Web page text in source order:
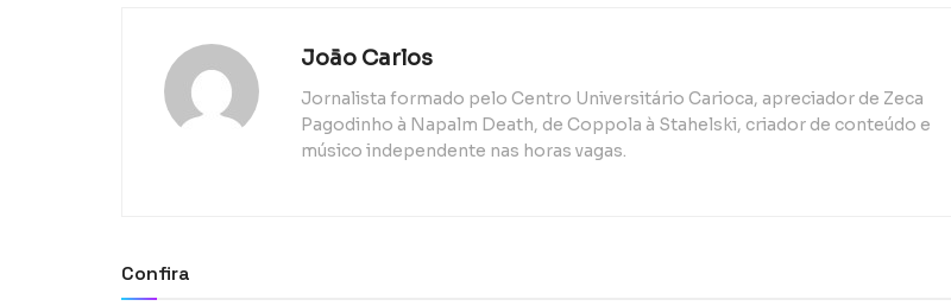
João Carlos
Jornalista formado pelo Centro Universitário Carioca, apreciador de Zeca
Pagodinho à Napalm Death, de Coppola à Stahelski, criador de conteúdo e
músico independente nas horas vagas.
Confira